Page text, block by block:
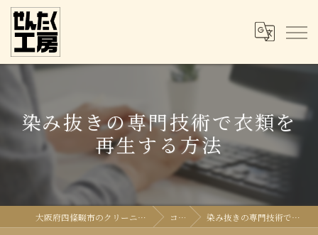
染み抜きの専門技術で衣類を
再生する方法
大阪府四條畷市のクリーニングならせんたく工房 コラム 染み抜きの専門技術で衣類を再生する方法